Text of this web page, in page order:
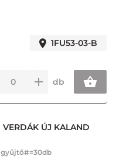
1FU53-03-B
db
ÚJ KALAND